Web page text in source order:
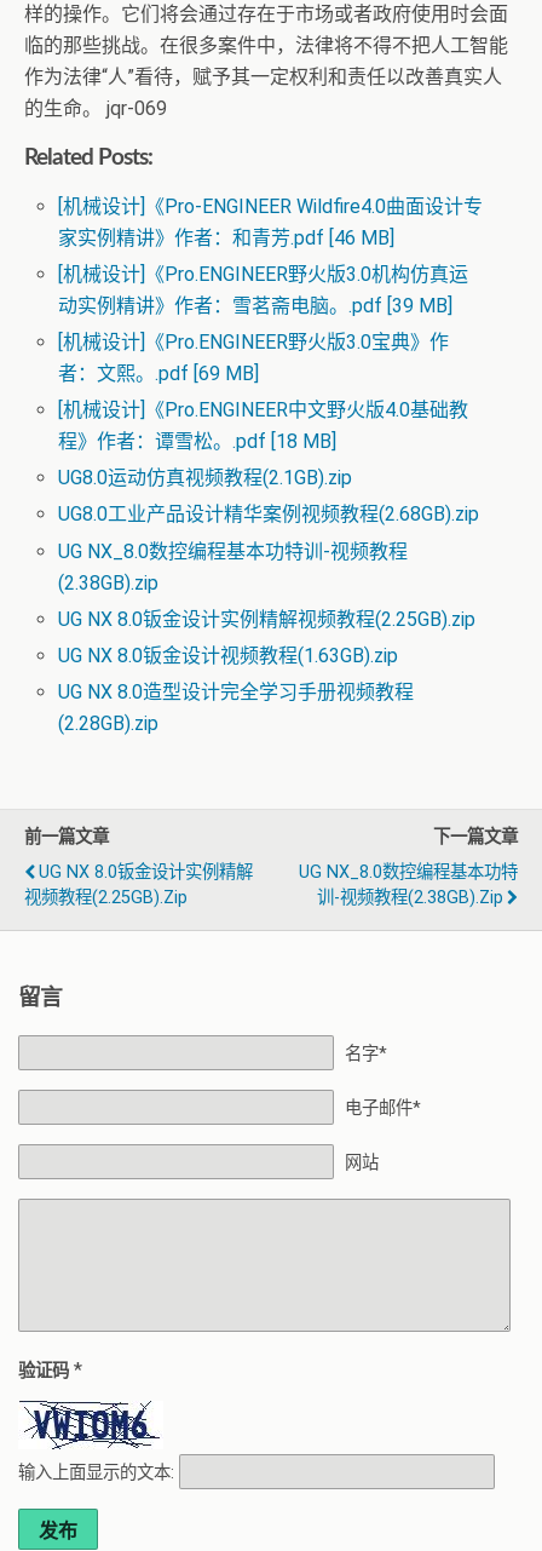
样的操作。它们将会通过存在于市场或者政府使用时会面
临的那些挑战。在很多案件中，法律将不得不把人工智能
作为法律“人”看待，赋予其一定权利和责任以改善真实人
的生命。 jqr-069
Related Posts:
[机械设计]《Pro-ENGINEER Wildfire4.0曲面设计专
家实例精讲》作者：和青芳.pdf [46 MB]
[机械设计]《Pro.ENGINEER野火版3.0机构仿真运
动实例精讲》作者：雪茗斋电脑。.pdf [39 MB]
[机械设计]《Pro.ENGINEER野火版3.0宝典》作
者：文熙。.pdf [69 MB]
[机械设计]《Pro.ENGINEER中文野火版4.0基础教
程》作者：谭雪松。.pdf [18 MB]
UG8.0运动仿真视频教程(2.1GB).zip
UG8.0工业产品设计精华案例视频教程(2.68GB).zip
UG NX_8.0数控编程基本功特训-视频教程
(2.38GB).zip
UG NX 8.0钣金设计实例精解视频教程(2.25GB).zip
UG NX 8.0钣金设计视频教程(1.63GB).zip
UG NX 8.0造型设计完全学习手册视频教程
(2.28GB).zip
前一篇文章
UG NX 8.0钣金设计实例精解
视频教程(2.25GB).zip
下一篇文章
UG NX_8.0数控编程基本功特
训-视频教程(2.38GB).zip
留言
名字*
电子邮件*
网站
验证码 *
输入上面显示的文本:
发布